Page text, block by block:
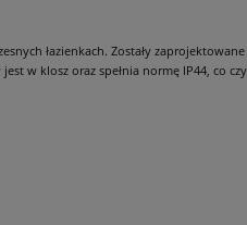
łazienkach. Zostały
w klosz oraz spełnia normę IP44, co